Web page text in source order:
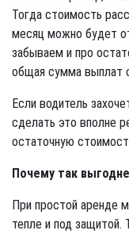
Тогда стоимость
месяц можно будет
забываем и про
общая сумма выплат
Если водитель
сделать это вполне
остаточную
Почему так
При простой аренде
тепле и под защитой.